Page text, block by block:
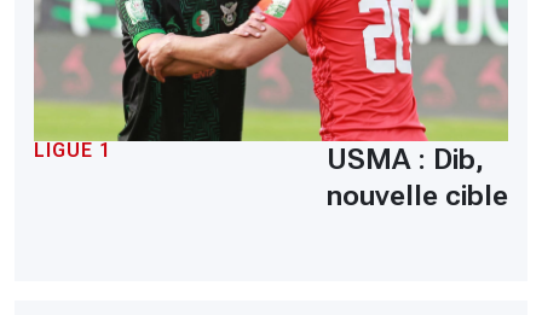
LIGUE 1
USMA : Dib,
nouvelle cible